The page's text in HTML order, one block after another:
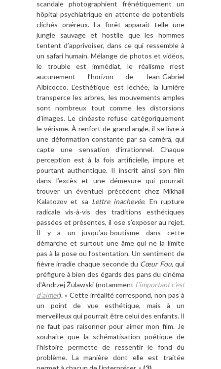
scandale photographient frénétiquement un
hôpital psychiatrique en attente de potentiels
clichés onéreux. La forêt apparaît telle une
jungle sauvage et hostile que les hommes
tentent d’apprivoiser, dans ce qui ressemble à
un safari humain. Mélange de photos et vidéos,
le trouble est immédiat, le réalisme n’est
aucunement l’horizon de Jean-Gabriel
Albicocco. L’esthétique est léchée, la lumière
transperce les arbres, les mouvements amples
sont nombreux tout comme les distorsions
d’images. Le cinéaste refuse catégoriquement
le vérisme. À renfort de grand angle, il se livre à
une déformation constante par sa caméra, qui
capte une sensation d’irrationnel. Chaque
perception est à la fois artificielle, impure et
pourtant authentique. Il inscrit ainsi son film
dans l’excès et une démesure qui pourrait
trouver un éventuel précédent chez Mikhail
Kalatozov et sa Lettre inachevée. En rupture
radicale vis-à-vis des traditions esthétiques
passées et présentes, il ose s’exposer au rejet.
Il y a un jusqu’au-boutisme dans cette
démarche et surtout une âme qui ne la limite
pas à la pose ou l’ostentation. Un sentiment de
fièvre irradie chaque seconde du Cœur Fou, qui
préfigure à bien des égards des pans du cinéma
d’Andrzej Żulawski (notamment L’important c’est
d’aimer). « Cette irréalité correspond, non pas à
un point de vue esthétique, mais à un
merveilleux qui pourrait être celui des enfants. Il
ne faut pas raisonner pour aimer mon film. Je
souhaite que la schématisation poétique de
l’histoire permette de ressentir le fond du
problème. La manière dont elle est traitée